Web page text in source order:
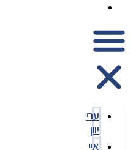
ערי
יוון
איי